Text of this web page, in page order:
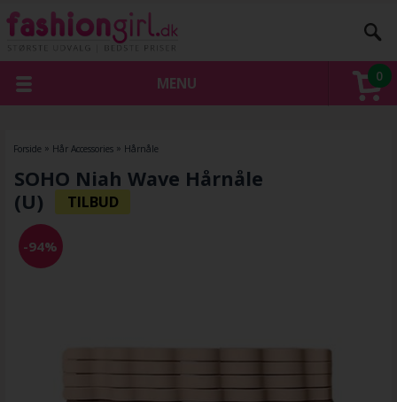
0
MENU
Forside » Hår Accessories» Hårnåle
SOHO Niah Wave Hårnåle
(U)
-94%